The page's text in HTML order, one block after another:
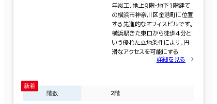
年竣工、地上9階・地下1階建て
の横浜市神奈川区金港町に位置
する先進的なオフィスビルです。
横浜駅きた東口から徒歩4分と
いう優れた立地条件により、円
滑なアクセスを可能にする
詳細を見る
階数 2階